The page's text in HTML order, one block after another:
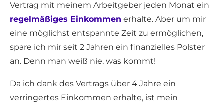
Vertrag mit meinem Arbeitgeber jeden Monat ein
regelmäßiges Einkommen erhalte. Aber um mir
eine möglichst entspannte Zeit zu ermöglichen,
spare ich mir seit 2 Jahren ein finanzielles Polster
an. Denn man weiß nie, was kommt!
Da ich dank des Vertrags über 4 Jahre ein
verringertes Einkommen erhalte, ist mein